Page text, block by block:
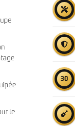
le
30